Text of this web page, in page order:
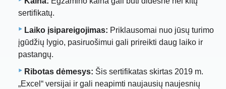
sertifikatų.
Laiko įsipareigojimas: Priklausomai nuo jūsų turimo
įgūdžių lygio, pasiruošimui gali prireikti daug laiko ir
pastangų.
Ribotas dėmesys: Šis sertifikatas skirtas 2019 m.
„Excel“ versijai ir gali neapimti naujausių naujesnių